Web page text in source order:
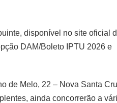
disponível no site oficial
DAM/Boleto IPTU 2026 e
de Melo, 22 – Nova Santa
ainda concorrerão a